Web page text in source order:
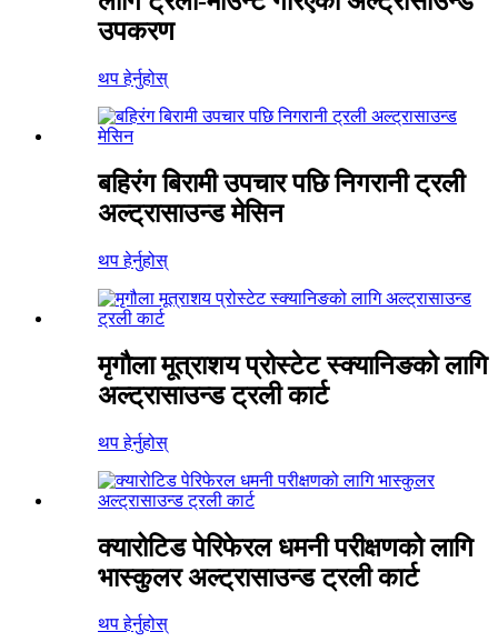
उपकरण
थप हेर्नुहोस्
बहिरंग बिरामी उपचार पछि निगरानी ट्रली
अल्ट्रासाउन्ड मेसिन
थप हेर्नुहोस्
मृगौला मूत्राशय प्रोस्टेट स्क्यानिङको लागि
अल्ट्रासाउन्ड ट्रली कार्ट
थप हेर्नुहोस्
क्यारोटिड पेरिफेरल धमनी परीक्षणको लागि
भास्कुलर अल्ट्रासाउन्ड ट्रली कार्ट
थप हेर्नुहोस्